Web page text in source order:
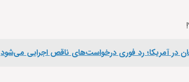
در آمریکا؛ رد فوری درخواست‌های ناقص اجرایی می‌شود